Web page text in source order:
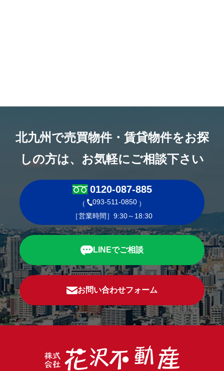
北九州で売買物件・賃貸物件をお探
しの方は、お気軽にご相談下さい
0120-087-885
（ 093-511-0850 ）
［営業時間］9:30～18:30
LINEでご相談
お問い合わせフォーム